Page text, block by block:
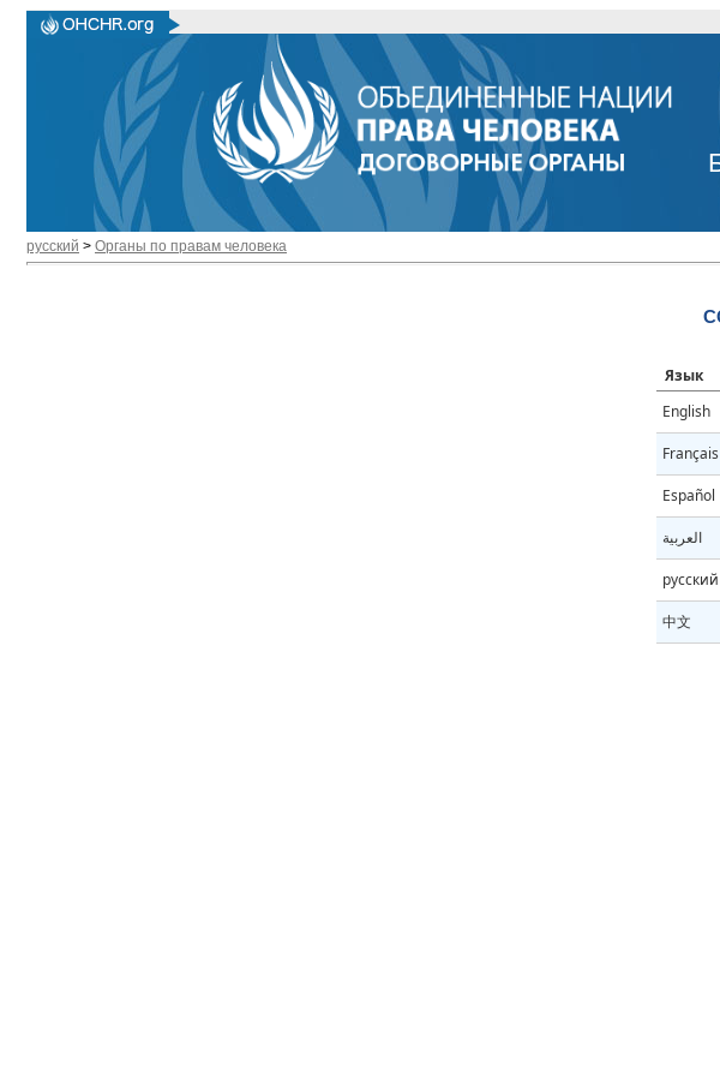
русский > Органы по правам человека
Язык
English
Français
Español
العربية
русский
中文